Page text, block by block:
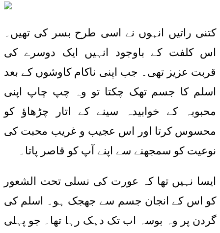
کتنی راتیں انہوں نے اسی طرح بسر کی تھیں۔
اس کلفت کے باوجود انہیں ایک دوسرے کی
قربت عزیز تھی۔ جب اپنی ناکام کاوشوں کے بعد
اسلم کا جسم تھک چکتا تو وہ چپ چاپ اپنی
محبوبہ کے خوابیدہ سینے کے اتار چڑھاؤ کو
محسوس کرتا اور اس عجیب و غریب محبت کی
نوعیت کو سمجھنے سے اپنے آپ کو قاصر پاتا۔
ایسا نہیں تھا کہ عورت کی نسلی تحت الشعور
کو اس کے انجان جسم سے جھجک ہو۔ اسلم کی
گردن پر وہ بوسہ اب تک دہک رہا تھا۔ جو پہلی